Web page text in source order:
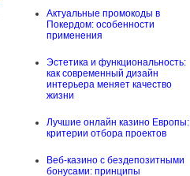
Актуальные промокоды в
Покердом: особенности
применения
Эстетика и функциональность:
как современный дизайн
интерьера меняет качество
жизни
Лучшие онлайн казино Европы:
критерии отбора проектов
Веб-казино с бездепозитными
бонусами: принципы